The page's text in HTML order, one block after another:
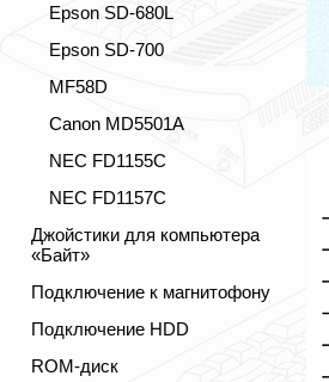
Epson SD-680L
Epson SD-700
MF58D
Canon MD5501A
NEC FD1155C
NEC FD1157C
Джойстики для компьютера
«Байт»
Подключение к магнитофону
Подключение HDD
ROM-диск